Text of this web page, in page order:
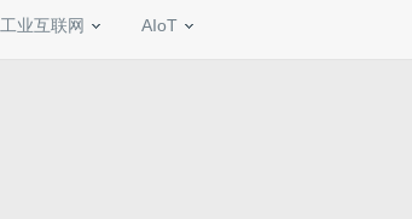
工业互联网 AIoT